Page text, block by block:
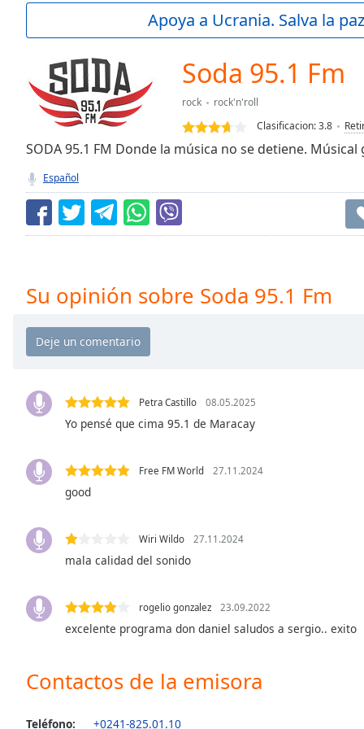
Current
Duration-:-
Loaded
0.00%
TypeLIVE
live,
currently
behind
LIVE
Remaining
Playback
Rate
Chapters
descriptions
off,
selected
Subtitles
subtitles
opens
subtitles
settings
off,
Apoya a Ucrania. Salva la
Soda 95.1 Fm
rock
rock'n'roll
Clasificacion:3.8
SODA 95.1 FM Donde la música no se detiene.
Español
Su opinión sobre Soda 95.1 Fm
Petra Castillo 08.05.2025
Yo pensé que cima 95.1 de Maracay
Free FM World 27.11.2024
good
Wiri Wildo 27.11.2024
mala calidad del sonido
rogelio gonzalez 23.09.2022
excelente programa don daniel saludos a sergio.. exito
Contactos de la emisora
Teléfono:
+0241-825.01.10